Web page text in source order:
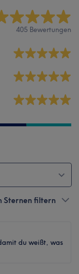
405 Bewertungen
Sternen filtern
du weißt, was